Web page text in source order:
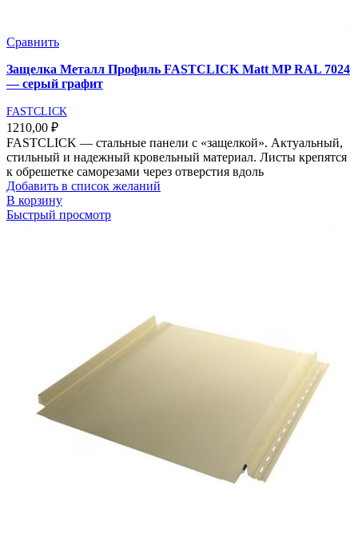
Сравнить
Защелка Металл Профиль FASTCLICK Matt MP RAL 7024
— серый графит
FASTCLICK
1210,00 ₽
FASTCLICK — стальные панели с «защелкой». Актуальный,
стильный и надежный кровельный материал. Листы крепятся
к обрешетке саморезами через отверстия вдоль
Добавить в список желаний
В корзину
Быстрый просмотр